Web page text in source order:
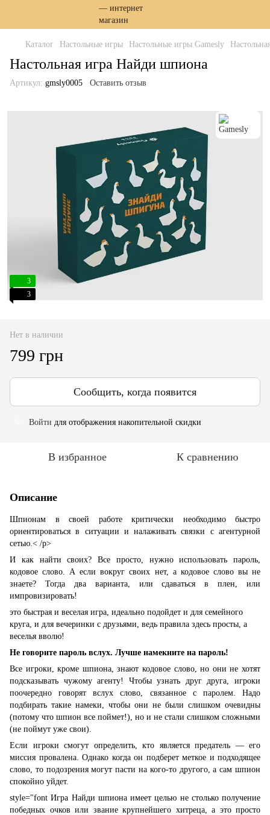
Каталог Настольные игры Настольные игры Gamesly
Настольная игра Найди шпиона
Артикул: gmsly0005 Оставить отзыв
3
3
Нет в наличии
799 грн
Сообщить, когда появится
Войти для отображения накопительной скидки
В избранное К сравнению
Описание
Шпионам в своей работе критически необходимо быстро
ориентироваться в ситуации и налаживать связки с агентурной
сетью. < /p>
И как найти своих? Все просто, нужно использовать пароль,
кодовое слово. А если вокруг своих нет, а кодовое слово вы не
знаете? Тогда два варианта, или сдаваться в плен, или
импровизировать!
это быстрая и веселая игра, идеально подойдет и для семейного
круга, и для вечеринки с друзьями, ведь правила здесь просты, а
веселья вволю!
Не говорите пароль вслух. Лучше намекните на пароль!
Все игроки, кроме шпиона, знают кодовое слово, но они не хотят
подсказывать чужому агенту! Чтобы узнать друг друга, игроки
поочередно говорят вслух слово, связанное с паролем. Надо
подбирать такие намеки, чтобы они не были слишком очевидны
(потому что шпион все поймет!), но и не стали слишком сложными
(не поймут уже свои).
Если игроки смогут определить, кто является предатель — его
миссия провалена. Однако когда он подберет меткое и подходящее
слово, то подозрения могут пасти на кого-то другого, а сам шпион
спокойно уйдет.
style="font Игра Найди шпиона имеет целью не столько получение
победных очков или звание крупнейшего хитреца, а это просто